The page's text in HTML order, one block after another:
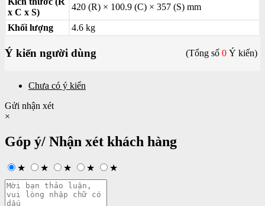
x C x S)
420 (R) × 100.9 (C) × 357 (S) mm
Khối lượng 4.6 kg
Ý kiến người dùng (Tổng số 0 Ý kiến)
Chưa có ý kiến
Gửi nhận xét
×
Góp ý/ Nhận xét khách hàng
★ ★ ★ ★ ★